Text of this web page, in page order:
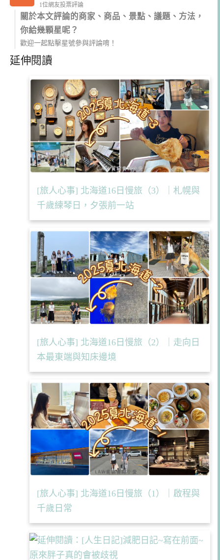
1位網友投票評論
關於本文評論的商家、商品、景點、議題、方法，
你給幾顆星呢？
歡迎一起點擊星號參與評論唷！
延伸閱讀
[旅人心事] 北海道16日慢旅（3）｜札幌與
千歲練琴日，夕張前一站
[旅人心事] 北海道16日慢旅（2）｜走向日
本最東端與知床邊境
[旅人心事] 北海道16日慢旅（1）｜啟程與
千歲日常